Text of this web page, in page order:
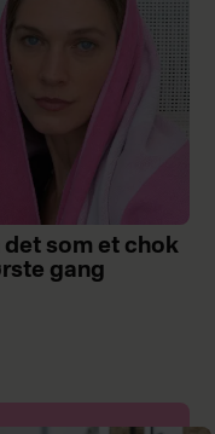
det som et chok
gang